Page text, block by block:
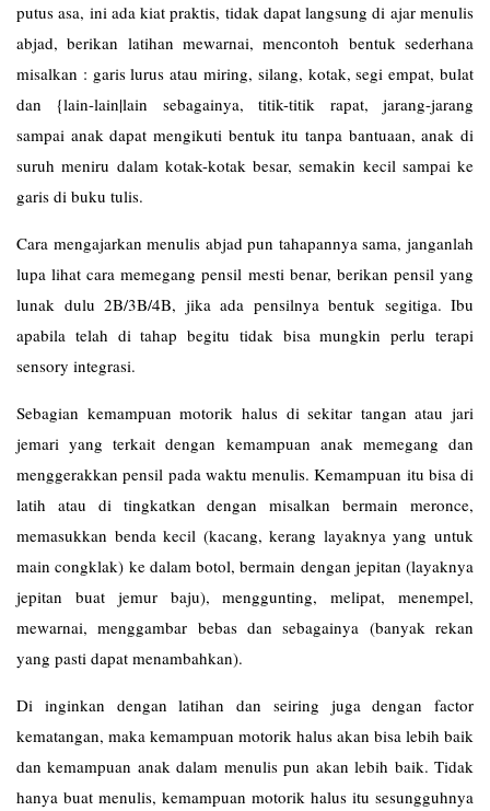
putus asa, ini ada kiat praktis, tidak dapat langsung di ajar menulis
abjad, berikan latihan mewarnai, mencontoh bentuk sederhana
misalkan : garis lurus atau miring, silang, kotak, segi empat, bulat
dan {lain-lain|lain sebagainya, titik-titik rapat, jarang-jarang
sampai anak dapat mengikuti bentuk itu tanpa bantuaan, anak di
suruh meniru dalam kotak-kotak besar, semakin kecil sampai ke
garis di buku tulis.
Cara mengajarkan menulis abjad pun tahapannya sama, janganlah
lupa lihat cara memegang pensil mesti benar, berikan pensil yang
lunak dulu 2B/3B/4B, jika ada pensilnya bentuk segitiga. Ibu
apabila telah di tahap begitu tidak bisa mungkin perlu terapi
sensory integrasi.
Sebagian kemampuan motorik halus di sekitar tangan atau jari
jemari yang terkait dengan kemampuan anak memegang dan
menggerakkan pensil pada waktu menulis. Kemampuan itu bisa di
latih atau di tingkatkan dengan misalkan bermain meronce,
memasukkan benda kecil (kacang, kerang layaknya yang untuk
main congklak) ke dalam botol, bermain dengan jepitan (layaknya
jepitan buat jemur baju), menggunting, melipat, menempel,
mewarnai, menggambar bebas dan sebagainya (banyak rekan
yang pasti dapat menambahkan).
Di inginkan dengan latihan dan seiring juga dengan factor
kematangan, maka kemampuan motorik halus akan bisa lebih baik
dan kemampuan anak dalam menulis pun akan lebih baik. Tidak
hanya buat menulis, kemampuan motorik halus itu sesungguhnya